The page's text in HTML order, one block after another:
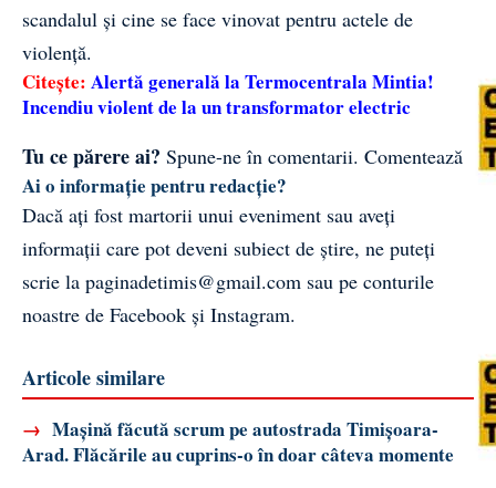
scandalul și cine se face vinovat pentru actele de
violență.
Citește: Alertă generală la Termocentrala Mintia!
Incendiu violent de la un transformator electric
Tu ce părere ai? Spune-ne în comentarii. Comentează
Ai o informație pentru redacție?
Dacă ați fost martorii unui eveniment sau aveți
informații care pot deveni subiect de știre, ne puteți
scrie la paginadetimis@gmail.com sau pe conturile
noastre de Facebook și Instagram.
Articole similare
→ Mașină făcută scrum pe autostrada Timișoara-
Arad. Flăcările au cuprins-o în doar câteva momente